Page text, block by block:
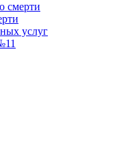
смерти
услуг